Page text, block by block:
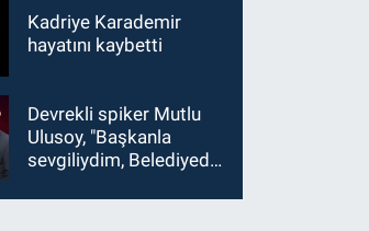
Kadriye Karademir
hayatını kaybetti
Devrekli spiker Mutlu
Ulusoy, "Başkanla
sevgiliydim, Belediyede